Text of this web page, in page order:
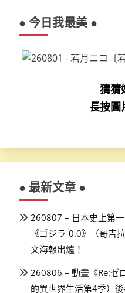
頁
● 今日我最美 ●
猜猜
長按圖
● 最新文章 ●
260807 – 日本史上第
《ゴジラ-0.0》（哥吉
文海報出爐！
260806 – 動畫《Re:ゼ
的異世界生活第4季）